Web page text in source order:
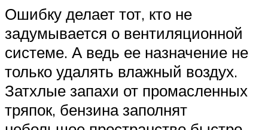
Ошибку делает тот, кто не
задумывается о вентиляционной
системе. А ведь ее назначение не
только удалять влажный воздух.
Затхлые запахи от промасленных
тряпок, бензина заполнят